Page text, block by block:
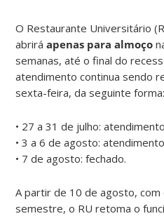
O Restaurante Universitário
abriráapenas para almoço
semanas, até o final do
atendimento continua sendo
sexta-feira, da seguinte forma:
• 27 a 31 de julho:
• 3 a 6 de agosto:
• 7 de agosto: fechado.
A partir de 10 de agosto, com
semestre, o RU retoma o